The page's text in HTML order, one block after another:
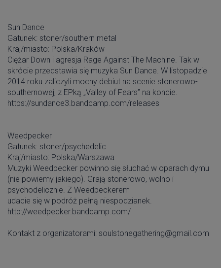
Sun Dance
Gatunek: stoner/southern metal
Kraj/miasto: Polska/Kraków
Ciężar Down i agresja Rage Against The Machine. Tak w
skrócie przedstawia się muzyka Sun Dance. W listopadzie
2014 roku zaliczyli mocny debiut na scenie stonerowo-
southernowej, z EPką „Valley of Fears” na koncie.
https://sundance3.bandcamp.com/releases
Weedpecker
Gatunek: stoner/psychedelic
Kraj/miasto: Polska/Warszawa
Muzyki Weedpecker powinno się słuchać w oparach dymu
(nie powiemy jakiego). Grają stonerowo, wolno i
psychodelicznie. Z Weedpeckerem
udacie się w podróż pełną niespodzianek.
http://weedpecker.bandcamp.com/
Kontakt z organizatorami: soulstonegathering@gmail.com